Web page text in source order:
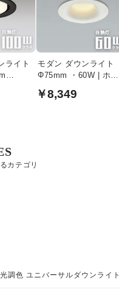
ライト
モダン ダウンライト
Φ75mm ・60W | ホワ
￥8,349
カテゴリ
調色 ユニバーサルダウンラ